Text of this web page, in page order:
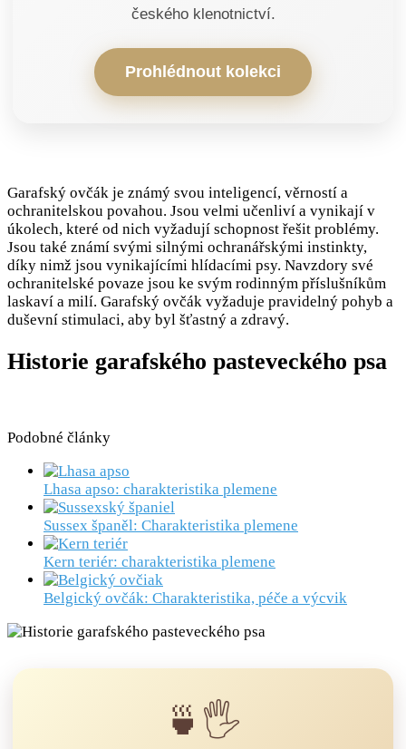
českého klenotnictví.
Prohlédnout kolekci
Garafský ovčák je známý svou inteligencí, věrností a
ochranitelskou povahou. Jsou velmi učenliví a vynikají v
úkolech, které od nich vyžadují schopnost řešit problémy.
Jsou také známí svými silnými ochranářskými instinkty,
díky nimž jsou vynikajícími hlídacími psy. Navzdory své
ochranitelské povaze jsou ke svým rodinným příslušníkům
laskaví a milí. Garafský ovčák vyžaduje pravidelný pohyb a
duševní stimulaci, aby byl šťastný a zdravý.
Historie garafského pasteveckého psa
Podobné články
Lhasa apso: charakteristika plemene
Sussex španěl: Charakteristika plemene
Kern teriér: charakteristika plemene
Belgický ovčák: Charakteristika, péče a výcvik
🍵🖐️